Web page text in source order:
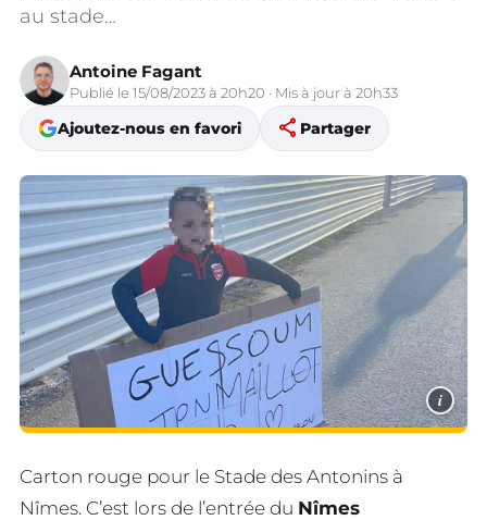
au stade…
Antoine Fagant
Publié le 15/08/2023 à 20h20 · Mis à jour à 20h33
Ajoutez-nous en favori share Partager
i
Carton rouge pour le Stade des Antonins à
Nîmes. C’est lors de l’entrée du Nîmes